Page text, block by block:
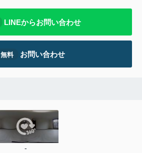
LINEからお問い合わせ
無料 お問い合わせ
-